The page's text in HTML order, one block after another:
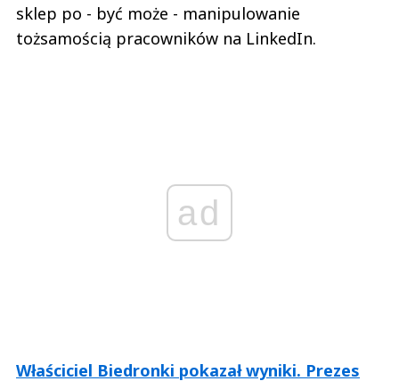
sklep po - być może - manipulowanie
tożsamością pracowników na LinkedIn.
ad
Właściciel Biedronki pokazał wyniki. Prezes